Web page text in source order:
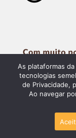
As plataformas
tecnologias
de Privacidade,
Ao navegar